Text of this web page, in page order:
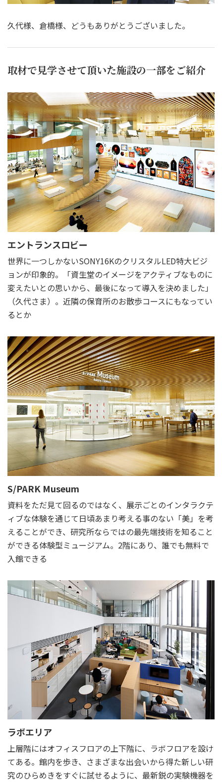
久代様、倉橋様、どうもありがとうございました。
取材で見学させて頂いた施設の一部をご紹介
エントランスロビー
世界に一つしかないSONY16KのクリスタルLED特大ビジ
ョンが印象的。「資生堂のイメージをアクティブなものに
変えたいとの思いから、最後になって導入を決めました」
（久代さま）。近隣の保育所のお散歩コースにもなってい
るとか
S/PARK Museum
資料をただ見て回るのではなく、展示ごとのインタラクテ
ィブな体験を通じて日頃あまり考える事のない「美」を考
えることができ、研究所ならではの最先端技術を知ること
ができる体験型ミュージアム。2階にあり、誰でも無料で
入館できる
ラボエリア
上層階にはオフィスフロアの上下階に、ラボフロアを設け
てある。館内を歩き、さまざまな出会いから得た新しい研
究のひらめきをすぐに試せるように、最新鋭の実験機器を